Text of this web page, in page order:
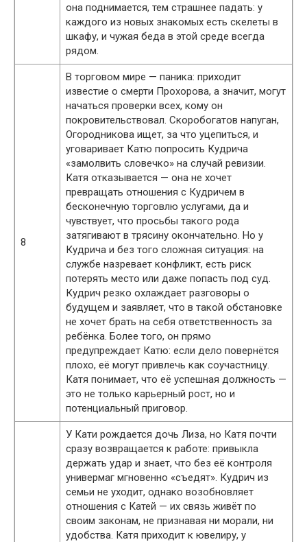
она поднимается, тем страшнее падать: у
каждого из новых знакомых есть скелеты в
шкафу, и чужая беда в этой среде всегда
рядом.
8
В торговом мире — паника: приходит
известие о смерти Прохорова, а значит, могут
начаться проверки всех, кому он
покровительствовал. Скоробогатов напуган,
Огородникова ищет, за что уцепиться, и
уговаривает Катю попросить Кудрича
«замолвить словечко» на случай ревизии.
Катя отказывается — она не хочет
превращать отношения с Кудричем в
бесконечную торговлю услугами, да и
чувствует, что просьбы такого рода
затягивают в трясину окончательно. Но у
Кудрича и без того сложная ситуация: на
службе назревает конфликт, есть риск
потерять место или даже попасть под суд.
Кудрич резко охлаждает разговоры о
будущем и заявляет, что в такой обстановке
не хочет брать на себя ответственность за
ребёнка. Более того, он прямо
предупреждает Катю: если дело повернётся
плохо, её могут привлечь как соучастницу.
Катя понимает, что её успешная должность —
это не только карьерный рост, но и
потенциальный приговор.
У Кати рождается дочь Лиза, но Катя почти
сразу возвращается к работе: привыкла
держать удар и знает, что без её контроля
универмаг мгновенно «съедят». Кудрич из
семьи не уходит, однако возобновляет
отношения с Катей — их связь живёт по
своим законам, не признавая ни морали, ни
удобства. Катя приходит к ювелиру, у